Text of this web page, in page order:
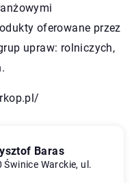
oferowane przez
upraw: rolniczych,
Baras
Świnice Warckie, ul.